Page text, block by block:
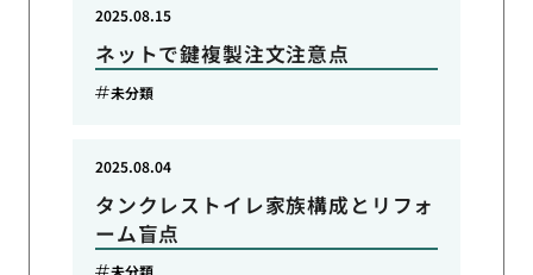
ネットで鍵複製注文注意点
2025.08.15
未分類
タンクレストイレ家族構成とリフォ
ーム盲点
2025.08.04